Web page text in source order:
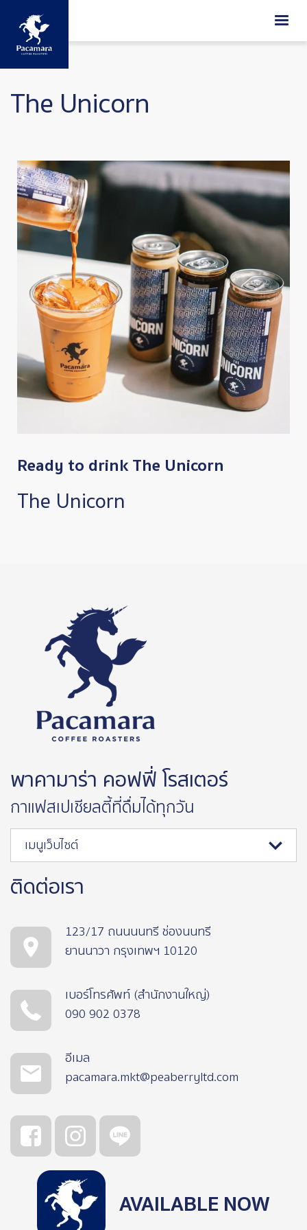
ข้ามไปยังเนื้อหาหลัก
The Unicorn
Image
Ready to drink The Unicorn
The Unicorn
พาคามาร่า คอฟฟี่ โรสเตอร์
กาแฟสเปเชียลตี้ที่ดื่มได้ทุกวัน
เมนูเว็บไซต์
ติดต่อเรา
123/17 ถนนนนทรี ช่องนนทรี
ยานนาวา กรุงเทพฯ 10120
เบอร์โทรศัพท์ (สำนักงานใหญ่)
090 902 0378
อีเมล
pacamara.mkt@peaberryltd.com
AVAILABLE NOW